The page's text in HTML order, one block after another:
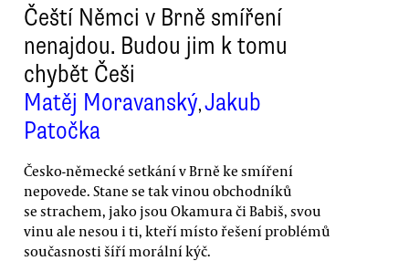
Čeští Němci v Brně smíření
nenajdou. Budou jim k tomu
chybět Češi
Matěj Moravanský,Jakub
Patočka
Česko-německé setkání v Brně ke smíření
nepovede. Stane se tak vinou obchodníků
se strachem, jako jsou Okamura či Babiš, svou
vinu ale nesou i ti, kteří místo řešení problémů
současnosti šíří morální kýč.